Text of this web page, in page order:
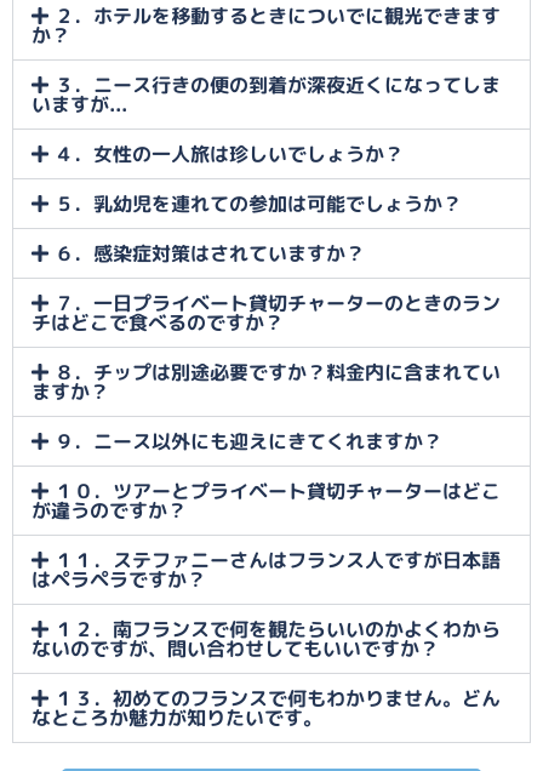
２．ホテルを移動するときについでに観光できます
か？
３．ニース行きの便の到着が深夜近くになってしま
いますが...
４．女性の一人旅は珍しいでしょうか？
５．乳幼児を連れての参加は可能でしょうか？
６．感染症対策はされていますか？
７．一日プライベート貸切チャーターのときのラン
チはどこで食べるのですか？
８．チップは別途必要ですか？料金内に含まれてい
ますか？
９．ニース以外にも迎えにきてくれますか？
１０．ツアーとプライベート貸切チャーターはどこ
が違うのですか？
１１．ステファニーさんはフランス人ですが日本語
はペラペラですか？
１２．南フランスで何を観たらいいのかよくわから
ないのですが、問い合わせしてもいいですか？
１３．初めてのフランスで何もわかりません。どん
なところか魅力が知りたいです。